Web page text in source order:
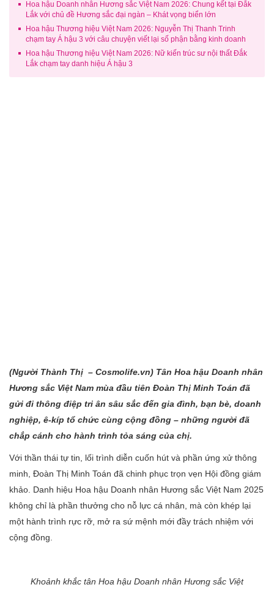
Hoa hậu Doanh nhân Hương sắc Việt Nam 2026: Chung kết tại Đắk
Lắk với chủ đề Hương sắc đại ngàn – Khát vọng biển lớn
Hoa hậu Thương hiệu Việt Nam 2026: Nguyễn Thị Thanh Trinh
chạm tay Á hậu 3 với câu chuyện viết lại số phận bằng kinh doanh
Hoa hậu Thương hiệu Việt Nam 2026: Nữ kiến trúc sư nội thất Đắk
Lắk chạm tay danh hiệu Á hậu 3
(Người Thành Thị – Cosmolife.vn) Tân Hoa hậu Doanh nhân
Hương sắc Việt Nam mùa đầu tiên Đoàn Thị Minh Toán đã
gửi đi thông điệp tri ân sâu sắc đến gia đình, bạn bè, doanh
nghiệp, ê-kíp tổ chức cùng cộng đồng – những người đã
chắp cánh cho hành trình tỏa sáng của chị.
Với thần thái tự tin, lối trình diễn cuốn hút và phần ứng xử thông
minh, Đoàn Thị Minh Toán đã chinh phục trọn vẹn Hội đồng giám
khảo. Danh hiệu Hoa hậu Doanh nhân Hương sắc Việt Nam 2025
không chỉ là phần thưởng cho nỗ lực cá nhân, mà còn khép lại
một hành trình rực rỡ, mở ra sứ mệnh mới đầy trách nhiệm với
cộng đồng.
Khoảnh khắc tân Hoa hậu Doanh nhân Hương sắc Việt